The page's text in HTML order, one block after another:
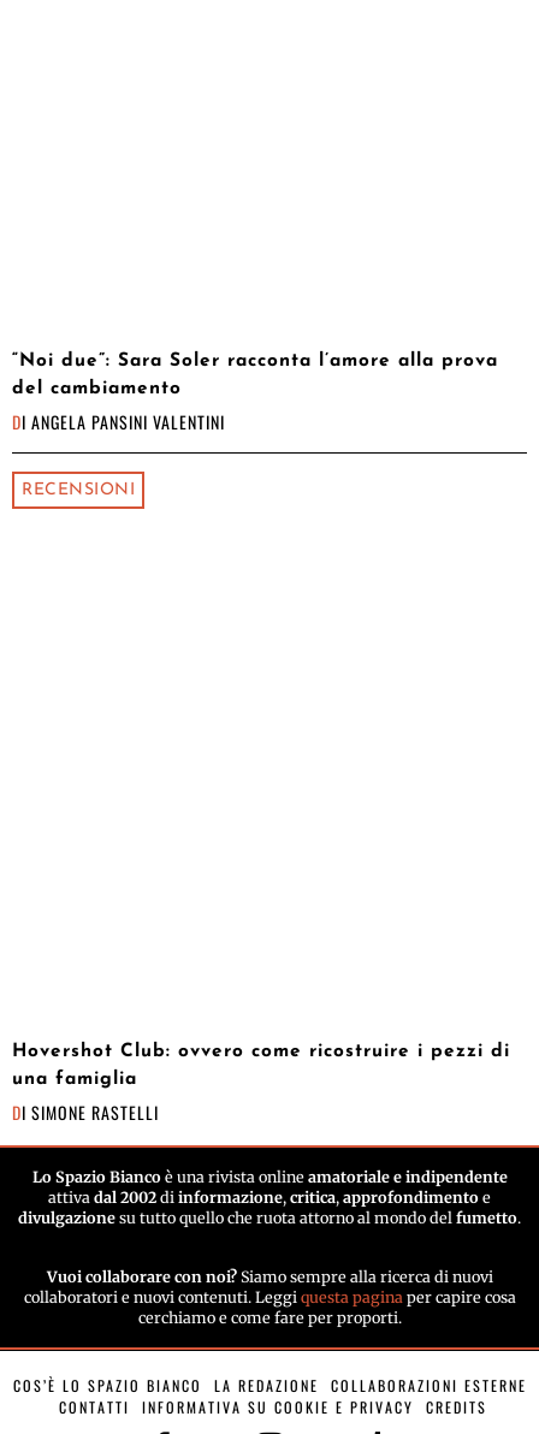
“Noi due”: Sara Soler racconta l’amore alla prova
del cambiamento
DI ANGELA PANSINI VALENTINI
RECENSIONI
Hovershot Club: ovvero come ricostruire i pezzi di
una famiglia
DI SIMONE RASTELLI
Lo Spazio Biancoè una rivista online amatoriale e indipendente
attiva dal 2002 di informazione, critica, approfondimento e
divulgazione su tutto quello che ruota attorno al mondo del fumetto.
Vuoi collaborare con noi? Siamo sempre alla ricerca di nuovi
collaboratori e nuovi contenuti. Leggi questa paginaper capire cosa
cerchiamo e come fare per proporti.
COS’È LO SPAZIO BIANCO LA REDAZIONE
COLLABORAZIONI ESTERNE
CONTATTI
INFORMATIVA SU COOKIE E PRIVACY CREDITS